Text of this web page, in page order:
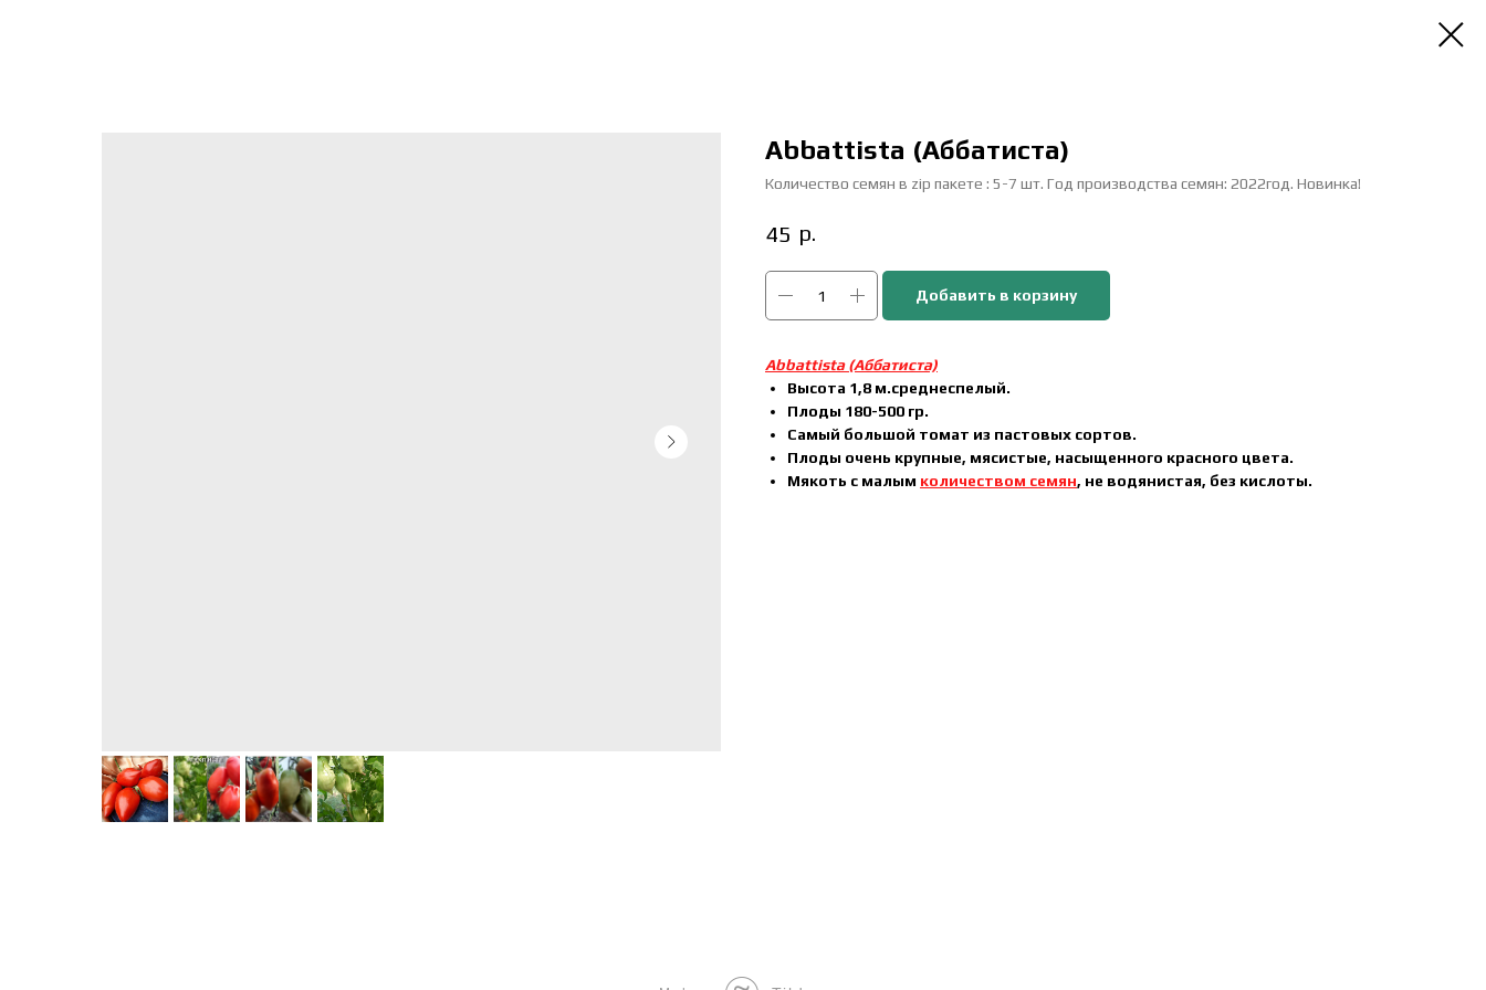
Abbattista (Аббатиста)
Количество семян в zip пакете : 5-7 шт. Год производства семян: 2022год. Новинка!
45 р.
Добавить в корзину
Abbattista (Аббатиста)
Высота 1,8 м.среднеспелый.
Плоды 180-500 гр.
Самый большой томат из пастовых сортов.
Плоды очень крупные, мясистые, насыщенного красного цвета.
Мякоть с малым количеством семян, не водянистая, без кислоты.